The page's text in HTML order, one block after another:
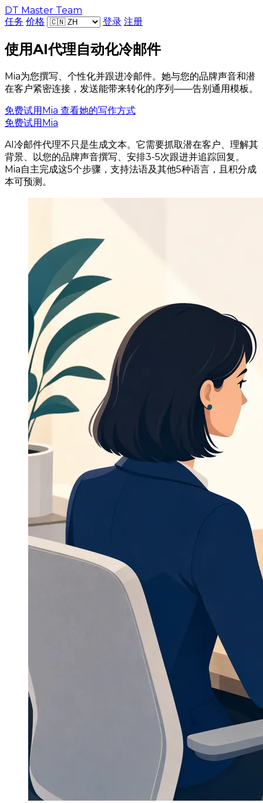
DT Master Team
任务 价格 登录 注册
使用AI代理自动化冷邮件
Mia为您撰写、个性化并跟进冷邮件。她与您的品牌声音和潜
在客户紧密连接，发送能带来转化的序列——告别通用模板。
免费试用Mia 查看她的写作方式
免费试用Mia
AI冷邮件代理不只是生成文本。它需要抓取潜在客户、理解其
背景、以您的品牌声音撰写、安排3-5次跟进并追踪回复。
Mia自主完成这5个步骤，支持法语及其他5种语言，且积分成
本可预测。